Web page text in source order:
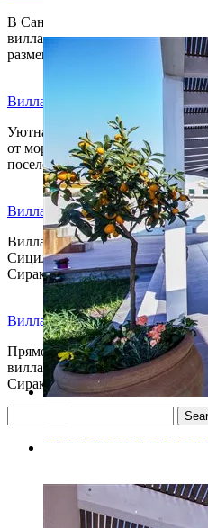
В Сан Вито Ло Капо всего в 70
вилла Акация. Площадь до 120
размещение 6, максимум 8
Вилла Каукана
Уютная вилла с бассейном и
от моря и пляжа.
поселок рядом с Марина ди
Вилла с бассейном Мария Коста
Вилла с бассейном в местечке
Сицилии, на Ионическом
Сиракуз, расположена в 700
Вилла Лоренцо
Прямо у моря, на первой линии
вилла. Ионическое побережье
Сиракузы c прямым…
ВАША БЫСТРАЯ